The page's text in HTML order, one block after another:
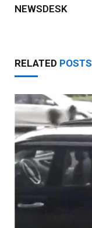
NEWSDESK
RELATED POSTS